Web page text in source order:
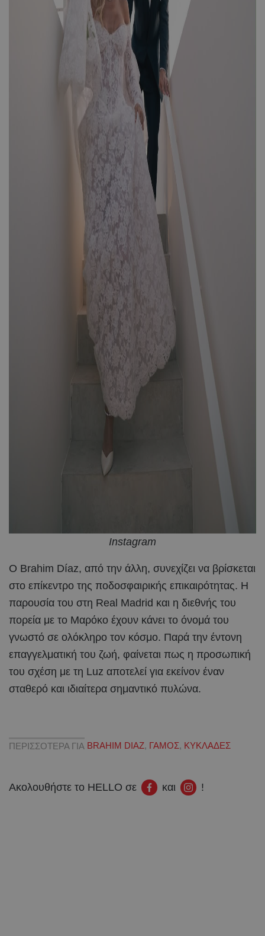
Instagram
Ο Brahim Díaz, από την άλλη, συνεχίζει να βρίσκεται
στο επίκεντρο της ποδοσφαιρικής επικαιρότητας. Η
παρουσία του στη Real Madrid και η διεθνής του
πορεία με το Μαρόκο έχουν κάνει το όνομά του
γνωστό σε ολόκληρο τον κόσμο. Παρά την έντονη
επαγγελματική του ζωή, φαίνεται πως η προσωπική
του σχέση με τη Luz αποτελεί για εκείνον έναν
σταθερό και ιδιαίτερα σημαντικό πυλώνα.
ΠΕΡΙΣΣΟΤΕΡΑ ΓΙΑ BRAHIM DIAZ, ΓΑΜΟΣ, ΚΥΚΛΑΔΕΣ
Ακολουθήστε το HELLO σε και !